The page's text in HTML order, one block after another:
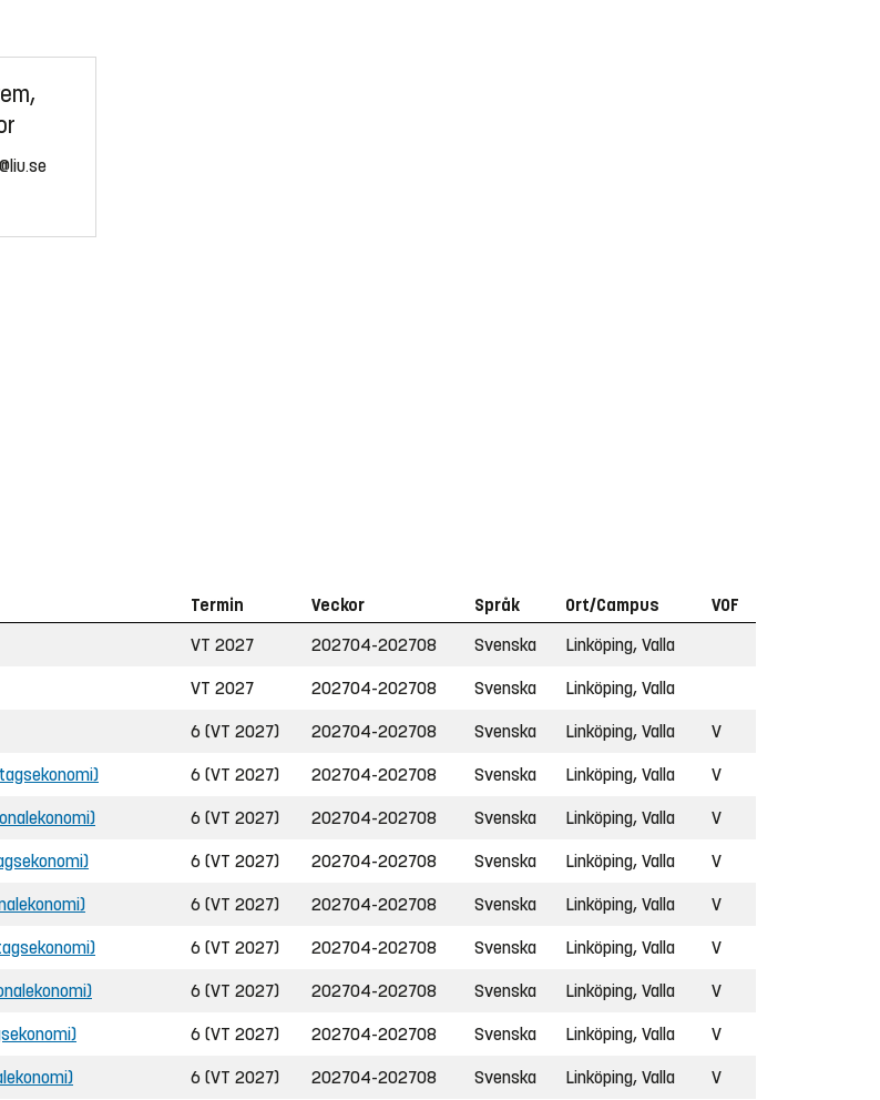
Termin Veckor Språk Ort/Campus
VOF
VT 2027 202704-202708 Svenska Linköping, Valla
VT 2027 202704-202708 Svenska Linköping, Valla
6 (VT 2027) 202704-202708 Svenska Linköping, Valla V
6 (VT 2027) 202704-202708 Svenska Linköping, Valla V
6 (VT 2027) 202704-202708 Svenska Linköping, Valla V
6 (VT 2027) 202704-202708 Svenska Linköping, Valla V
6 (VT 2027) 202704-202708 Svenska Linköping, Valla V
6 (VT 2027) 202704-202708 Svenska Linköping, Valla V
6 (VT 2027) 202704-202708 Svenska Linköping, Valla V
6 (VT 2027) 202704-202708 Svenska Linköping, Valla V
6 (VT 2027) 202704-202708 Svenska Linköping, Valla V